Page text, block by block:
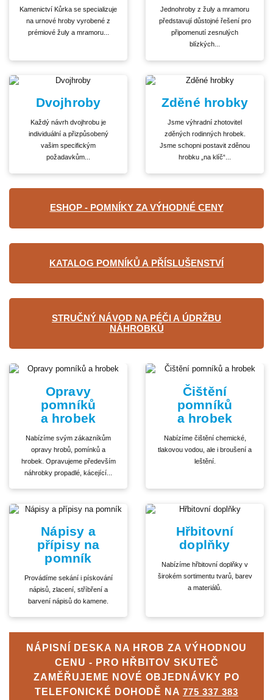
Kamenictví Kůrka se specializuje
na urnové hroby vyrobené z
prémiové žuly a mramoru...
Jednohroby z žuly a mramoru
představují důstojné řešení pro
připomenutí zesnulých
blízkých...
Dvojhroby
Každý návrh dvojhrobu je
individuální a přizpůsobený
vašim specifickým
požadavkům...
Zděné hrobky
Jsme výhradní zhotovitel
zděných rodinných hrobek.
Jsme schopni postavit zděnou
hrobku „na klíč“...
ESHOP - POMNÍKY ZA VÝHODNÉ CENY
KATALOG POMNÍKŮ A PŘÍSLUŠENSTVÍ
STRUČNÝ NÁVOD NA PÉČI A ÚDRŽBU
NÁHROBKŮ
Opravy
pomníků
a hrobek
Nabízíme svým zákazníkům
opravy hrobů, pomínků a
hrobek. Opravujeme především
náhrobky propadlé, kácející...
Čištění
pomníků
a hrobek
Nabízíme čištění chemické,
tlakovou vodou, ale i broušení a
leštění.
Nápisy a
přípisy na
pomník
Provádíme sekání i pískování
nápisů, zlacení, stříbření a
barvení nápisů do kamene.
Hřbitovní
doplňky
Nabízíme hřbitovní doplňky v
širokém sortimentu tvarů, barev
a materiálů.
NÁPISNÍ DESKA NA HROB ZA VÝHODNOU
CENU - PRO HŘBITOV SKUTEČ
ZAMĚŘUJEME NOVÉ OBJEDNÁVKY PO
TELEFONICKÉ DOHODĚ NA 775 337 383